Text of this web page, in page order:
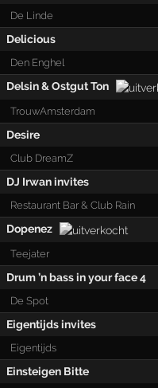
De Linde
Delicious
Den Enghel
Delsin & Ostgut Ton
TrouwAmsterdam
Desire
Club DreamZ
DJ Irwan invites
Restaurant Bar & Club Rain
Dopenez
Teejater
Drum ’n bass in your face 4
De Spot
Eigentijds invites
Eigentijds
Einsteigen Bitte